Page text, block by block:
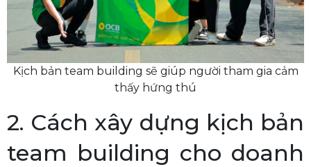
Kịch bản team building sẽ giúp người tham gia cảm
thấy hứng thú
2. Cách xây dựng kịch bản
team building cho doanh